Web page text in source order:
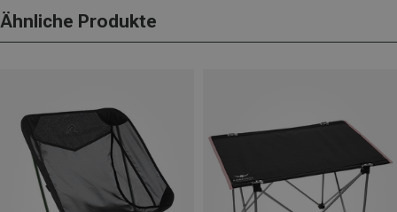
Ähnliche Produkte